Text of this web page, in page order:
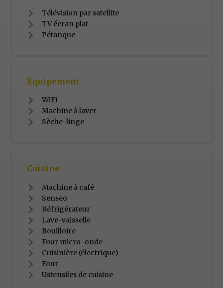
Télévision par satellite
TV écran plat
Pétanque
Équipement
WiFi
Machine à laver
Sèche-linge
Cuisine
Machine à café
Senseo
Réfrigérateur
Lave-vaisselle
Bouilloire
Four micro-onde
Cuisinière (électrique)
Four
Ustensiles de cuisine